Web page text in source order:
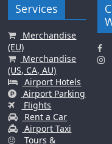
Services
Merchandise
(EU)
Merchandise
(US, CA, AU)
Airport Hotels
Airport Parking
Flights
Rent a Car
Airport Taxi
Tours &